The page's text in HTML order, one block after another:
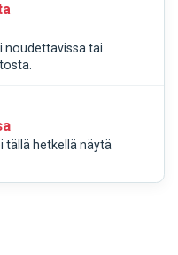
noudettavissa tai
tällä hetkellä näytä